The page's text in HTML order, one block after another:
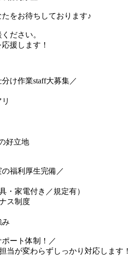
をお待ちしております♪
ださい。
援します！
け作業staff大募集／
好立地
福利厚生完備／
・家電付き／規定有）
ス制度
み
ート体制！／
当が変わらずしっかり対応します！